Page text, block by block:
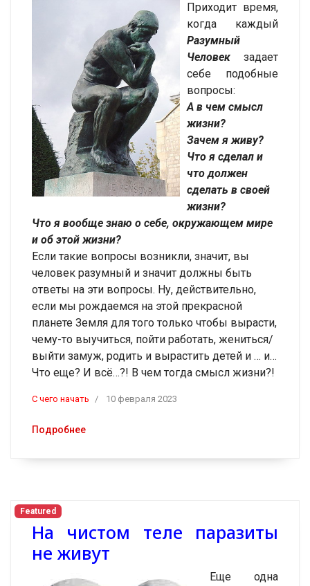
Приходит время,
когда каждый
Разумный
Человек задает
себе подобные
вопросы:
А в чем смысл
жизни?
Зачем я живу?
Что я сделал и
что должен
сделать в своей
жизни?
Что я вообще знаю о себе, окружающем мире
и об этой жизни?
Если такие вопросы возникли, значит, вы
человек разумный и значит должны быть
ответы на эти вопросы. Ну, действительно,
если мы рождаемся на этой прекрасной
планете Земля для того только чтобы вырасти,
чему-то выучиться, пойти работать, жениться/
выйти замуж, родить и вырастить детей и … и…
Что еще? И всё…?! В чем тогда смысл жизни?!
C чего начать 10 февраля 2023
Подробнее
Featured
На чистом теле паразиты
не живут
Еще одна